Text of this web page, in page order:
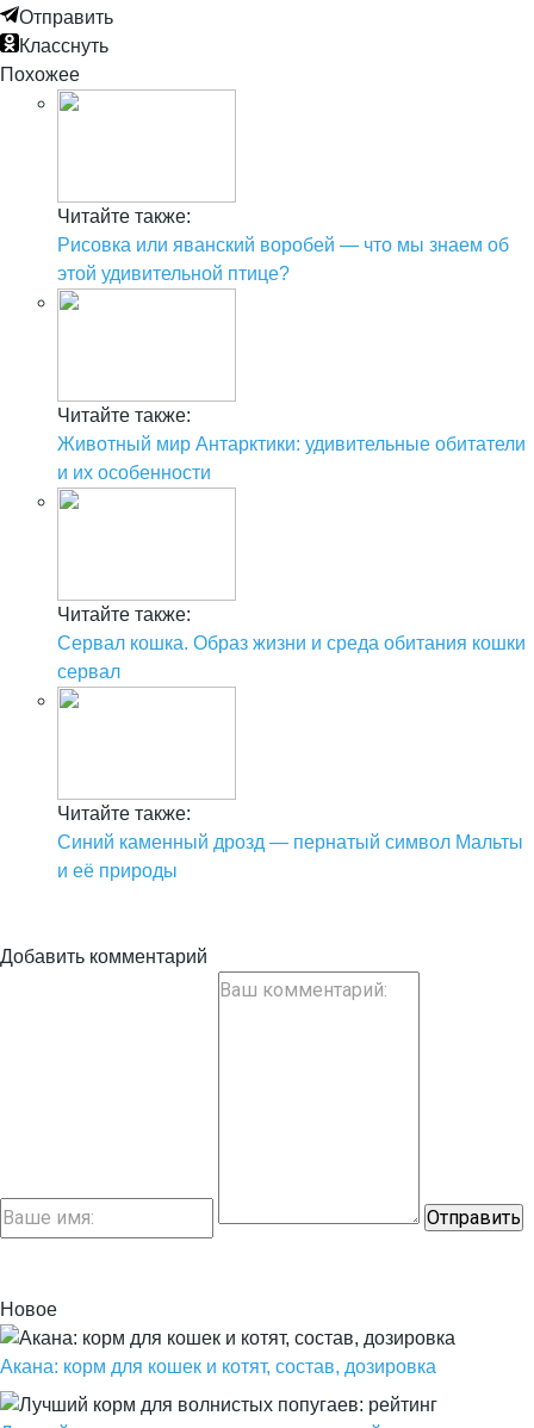
Отправить
Класснуть
Похожее
Читайте также:
Рисовка или яванский воробей — что мы знаем об
этой удивительной птице?
Читайте также:
Животный мир Антарктики: удивительные обитатели
и их особенности
Читайте также:
Сервал кошка. Образ жизни и среда обитания кошки
сервал
Читайте также:
Синий каменный дрозд — пернатый символ Мальты
и её природы
Добавить комментарий
Новое
Акана: корм для кошек и котят, состав, дозировка